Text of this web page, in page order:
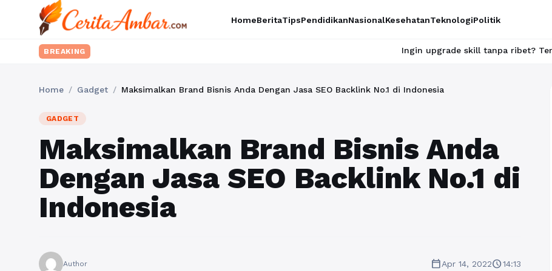
HomeBeritaTipsPendidikanNasionalKesehatanTeknologiPolitik
BREAKING Ingin upgrade skill tanpa ribet? Temukan kelas
Home / Gadget / Maksimalkan Brand Bisnis Anda Dengan Jasa SEO Backlink No.1 di Indonesia
GADGET
Maksimalkan Brand Bisnis Anda
Dengan Jasa SEO Backlink No.1 di
Indonesia
Author calendar_todayApr 14, 2022schedule14:13